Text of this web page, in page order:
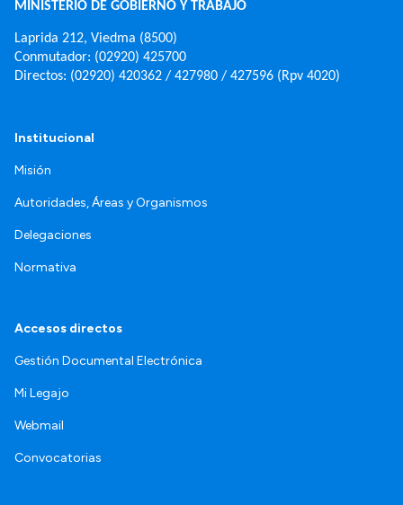
MINISTERIO DE GOBIERNO Y TRABAJO
Laprida 212, Viedma (8500)
Conmutador: (02920) 425700
Directos: (02920) 420362 / 427980 / 427596 (Rpv 4020)
Institucional
Misión
Autoridades, Áreas y Organismos
Delegaciones
Normativa
Accesos directos
Gestión Documental Electrónica
Mi Legajo
Webmail
Convocatorias